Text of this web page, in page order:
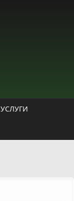
УСЛУГИ